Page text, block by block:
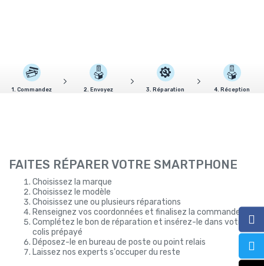
1. Commandez 2. Envoyez 3. Réparation 4. Réception
FAITES RÉPARER VOTRE SMARTPHONE
Choisissez la marque
Choisissez le modèle
Choisissez une ou plusieurs réparations
Renseignez vos coordonnées et finalisez la commande
Complétez le bon de réparation et insérez-le dans votre
colis prépayé
Déposez-le en bureau de poste ou point relais
Laissez nos experts s'occuper du reste